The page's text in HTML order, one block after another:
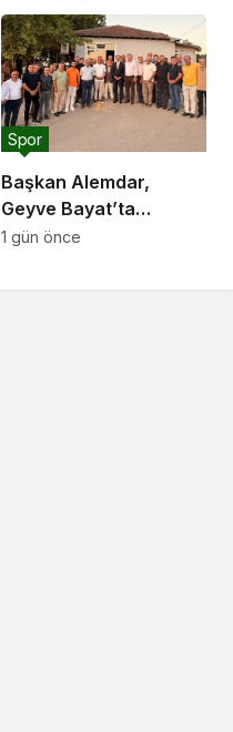
paylaştı: “Gurur
duyacağımız bir cazibe
merkezi olacak”
Başkan Alemdar,
Geyve Bayat’ta
hemşehrileriyle
Spor
1 gün önce